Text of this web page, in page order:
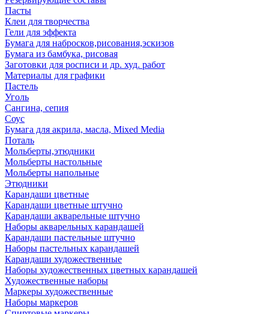
Пасты
Клеи для творчества
Гели для эффекта
Бумага для набросков,рисования,эскизов
Бумага из бамбука, рисовая
Заготовки для росписи и др. худ. работ
Материалы для графики
Пастель
Уголь
Сангина, сепия
Соус
Бумага для акрила, масла, Mixed Media
Поталь
Мольберты,этюдники
Мольберты настольные
Мольберты напольные
Этюдники
Карандаши цветные
Карандаши цветные штучно
Карандаши акварельные штучно
Наборы акварельных карандашей
Карандаши пастельные штучно
Наборы пастельных карандашей
Карандаши художественные
Наборы художественных цветных карандашей
Художественные наборы
Маркеры художественные
Наборы маркеров